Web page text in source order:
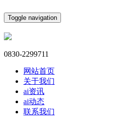
Toggle navigation
0830-2299711
网站首页
关于我们
ai资讯
ai动态
联系我们